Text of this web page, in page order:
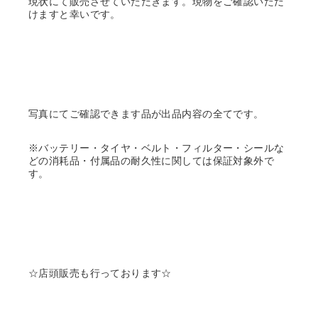
けますと幸いです。
写真にてご確認できます品が出品内容の全てです。
※バッテリー・タイヤ・ベルト・フィルター・シールな
どの消耗品・付属品の耐久性に関しては保証対象外で
す。
☆店頭販売も行っております☆